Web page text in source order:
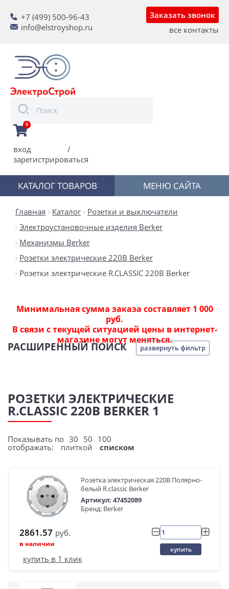
+7 (499) 500-96-43
info@elstroyshop.ru
Заказать звонок
все контакты
0
вход
/
зарегистрироваться
КАТАЛОГ ТОВАРОВ МЕНЮ САЙТА
Главная Каталог
Розетки и выключатели
Электроустановочные изделия Berker
Механизмы Berker
Розетки электрические 220В Berker
Розетки электрические R.CLASSIC 220В Berker
Минимальная сумма заказа составляет 1 000
руб.
В связи с текущей ситуацией цены в интернет-
магазине могут меняться.
РАСШИРЕННЫЙ ПОИСК развернуть фильтр
РОЗЕТКИ ЭЛЕКТРИЧЕСКИЕ
R.CLASSIC 220В BERKER 1
Показывать по 30 50 100
отображать:
плиткой списком
Розетка электрическая 220В Полярно-
белый R.classic Berker
Артикул: 47452089
Бренд: Berker
2861.57 руб.
в наличии
купить
купить в 1 клик